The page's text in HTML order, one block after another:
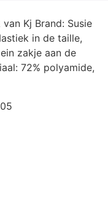
Kj Brand: Susie
in de taille,
zakje aan de
72% polyamide,